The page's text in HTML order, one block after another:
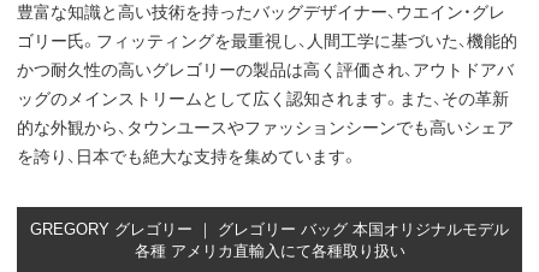
豊富な知識と高い技術を持ったバッグデザイナー、ウエイン・グレ
ゴリー氏。フィッティングを最重視し、人間工学に基づいた、機能的
かつ耐久性の高いグレゴリーの製品は高く評価され、アウトドアバ
ッグのメインストリームとして広く認知されます。また、その革新
的な外観から、タウンユースやファッションシーンでも高いシェア
を誇り、日本でも絶大な支持を集めています。
GREGORY グレゴリー ｜ グレゴリー バッグ 本国オリジナルモデル
各種 アメリカ直輸入にて各種取り扱い